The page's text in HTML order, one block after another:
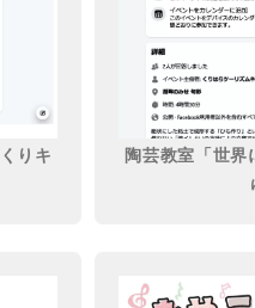
りキ
陶芸教室「世界